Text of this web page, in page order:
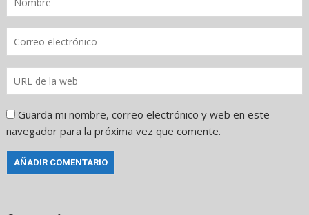
Guarda mi nombre, correo electrónico y web en este
navegador para la próxima vez que comente.